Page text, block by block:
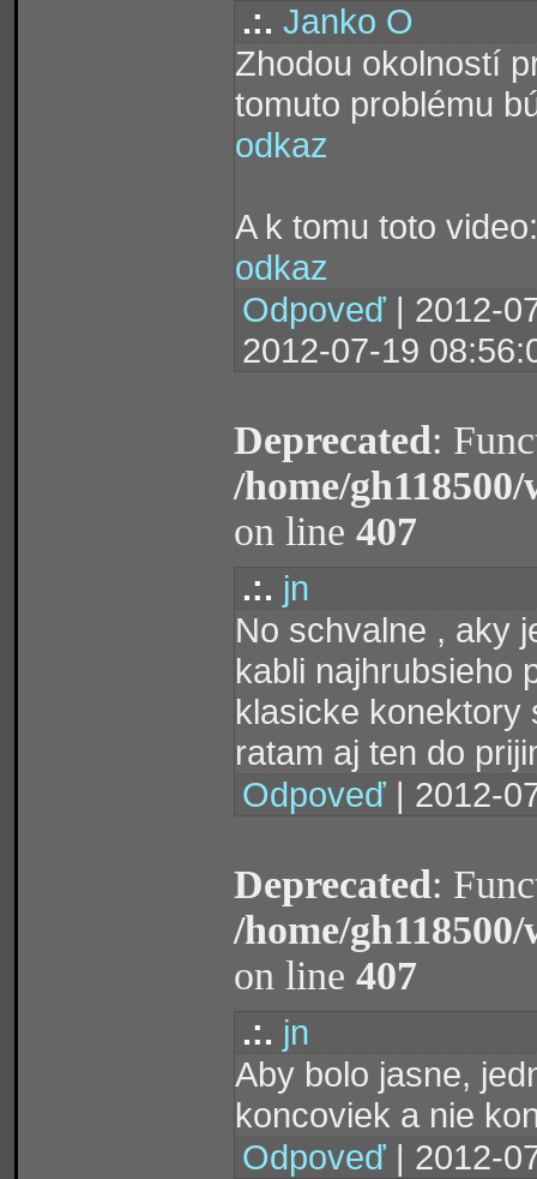
.:. Janko O
Zhodou okolností
tomuto problému
odkaz
A k tomu toto video:
odkaz
Odpoveď | 2012-
2012-07-19
Deprecated:
/home/
on line 407
.:. jn
No schvalne , aky
kabli najhrubsieho
klasicke konektory
ratam aj ten do
Odpoveď | 2012-
Deprecated:
/home/
on line 407
.:. jn
Aby bolo jasne,
koncoviek a nie
Odpoveď | 2012-